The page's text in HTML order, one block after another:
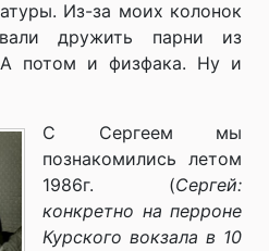
Из-за моих колонок
дружить парни из
А потом и физфака. Ну и
С Сергеем мы
познакомились летом
1986г. (Сергей:
конкретно на перроне
Курского вокзала в 10